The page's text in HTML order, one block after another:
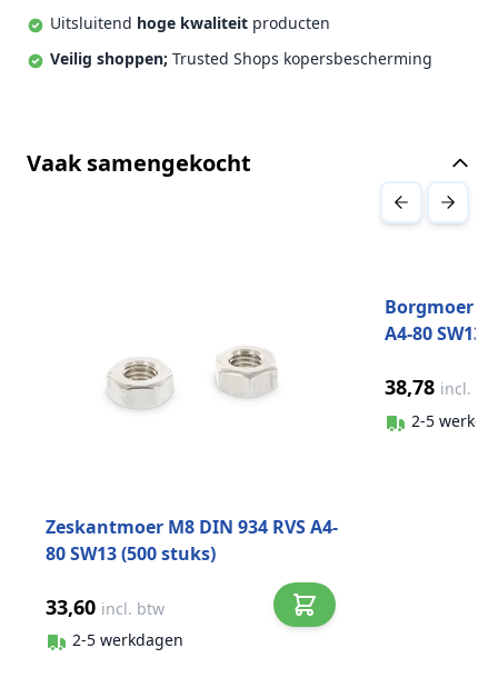
Uitsluitend hoge kwaliteit producten
Veilig shoppen; Trusted Shops kopersbescherming
Vaak samengekocht
Zeskantmoer M8 DIN 934 RVS A4-
80 SW13 (500 stuks)
33,60 incl. btw
2-5 werkdagen
Borgmoer
A4-80 SW13
38,78 incl.
2-5